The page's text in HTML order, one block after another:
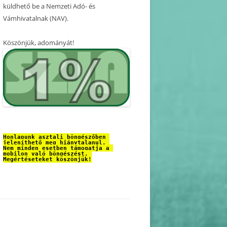
küldhető be a Nemzeti Adó- és
Vámhivatalnak (NAV).
Köszönjük, adományát!
Honlapunk asztali böngészőben
jeleníthető meg hiánytalanul.
Nem minden esetben támogatja a
mobilon való böngészést.
Megértéseteket köszönjük!